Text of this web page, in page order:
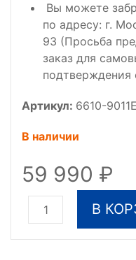
Вы можете
по адресу: г.
93 (Просьба
заказ для
подтверждения
Артикул: 6610-
В наличии
59 990
В